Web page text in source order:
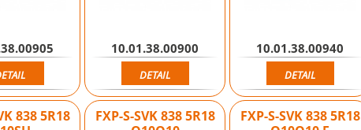
10.01.38.00900
DETAIL
10.01.38.00940
DETAIL
838 5R18
FXP-S-SVK 838 5R18
FXP-S-SVK 838 5R18